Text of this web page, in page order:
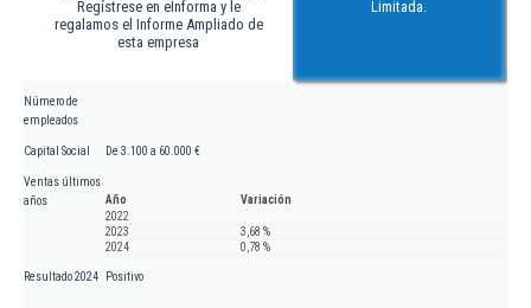
Regístrese en eInforma y le
regalamos el Informe Ampliado de
esta empresa
Limitada.
Número de
empleados
Capital Social De 3.100 a 60.000 €
Ventas últimos
años
Año
Variación
2022
2023
3,68 %
2024
0,78 %
Resultado 2024 Positivo